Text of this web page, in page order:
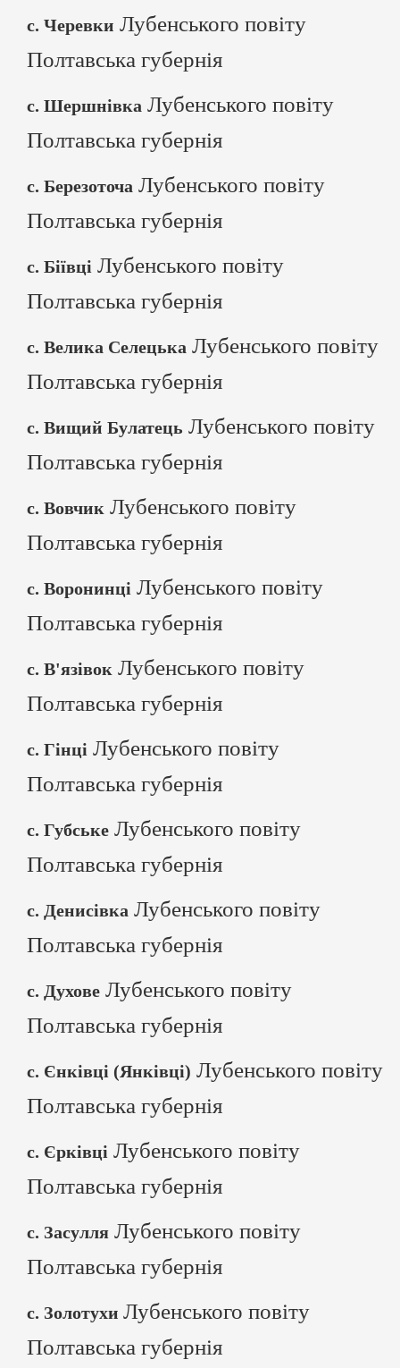
с. Черевки Лубенського повіту
Полтавська губернія
с. Шершнівка Лубенського повіту
Полтавська губернія
с. Березоточа Лубенського повіту
Полтавська губернія
с. Біївці Лубенського повіту
Полтавська губернія
с. Велика Селецька Лубенського повіту
Полтавська губернія
с. Вищий Булатець Лубенського повіту
Полтавська губернія
с. Вовчик Лубенського повіту
Полтавська губернія
с. Воронинці Лубенського повіту
Полтавська губернія
с. В'язівок Лубенського повіту
Полтавська губернія
с. Гінці Лубенського повіту
Полтавська губернія
с. Губське Лубенського повіту
Полтавська губернія
с. Денисівка Лубенського повіту
Полтавська губернія
с. Духове Лубенського повіту
Полтавська губернія
с. Єнківці (Янківці) Лубенського повіту
Полтавська губернія
с. Єрківці Лубенського повіту
Полтавська губернія
с. Засулля Лубенського повіту
Полтавська губернія
с. Золотухи Лубенського повіту
Полтавська губернія